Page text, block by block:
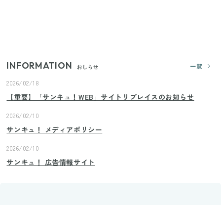
INFORMATION おしらせ
一覧
2026/02/18
【重要】「サンキュ！WEB」サイトリプレイスのお知らせ
2026/02/10
サンキュ！ メディアポリシー
2026/02/10
サンキュ！ 広告情報サイト